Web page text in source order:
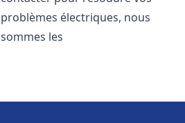
problèmes électriques, nous
sommes les